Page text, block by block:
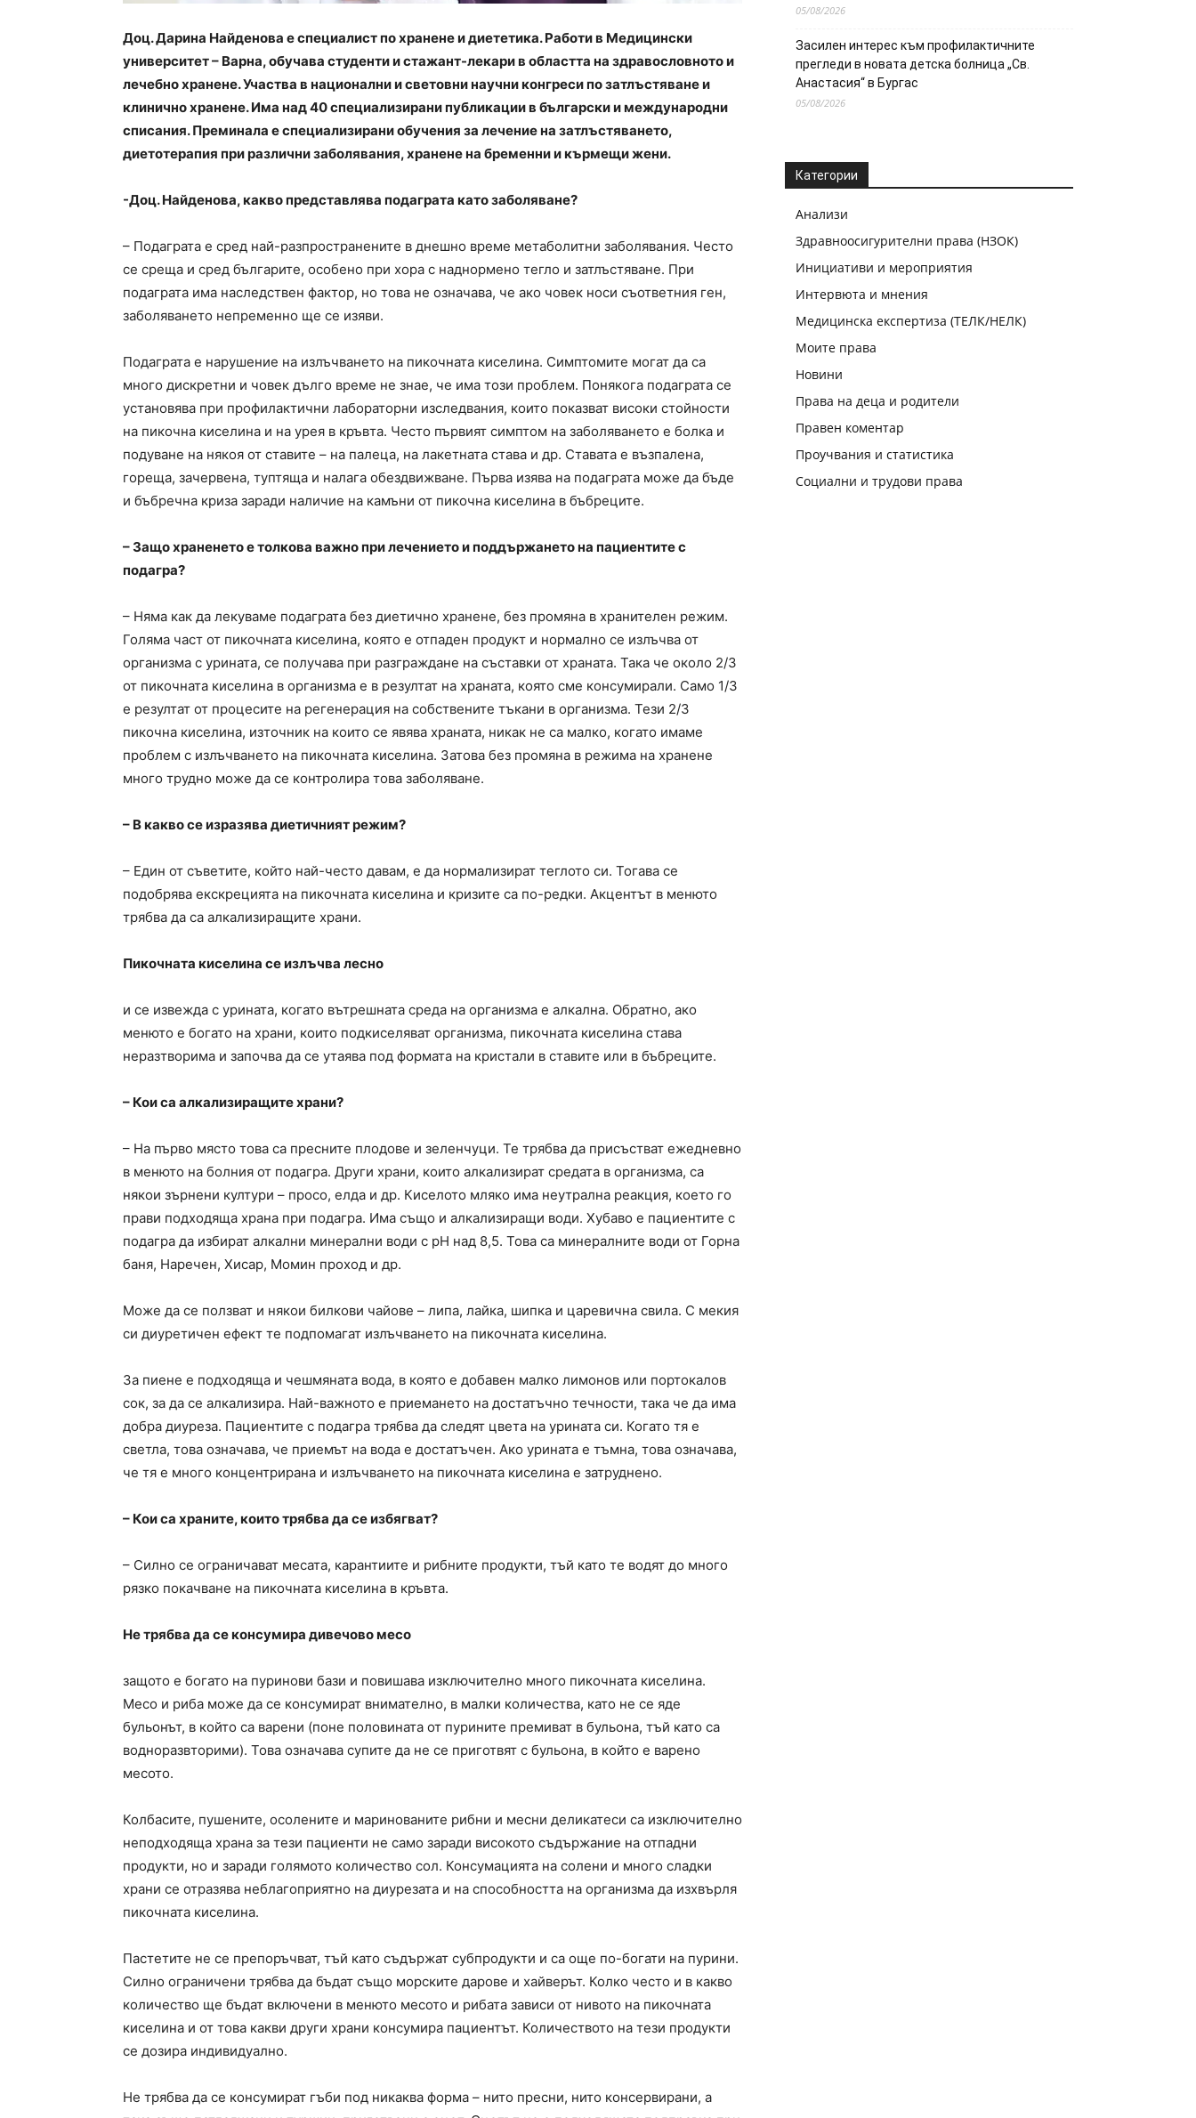
Доц. Дарина Найденова е специалист по хранене и диететика. Работи в Медицински
университет – Варна, обучава студенти и стажант-лекари в областта на здравословното и
лечебно хранене. Участва в национални и световни научни конгреси по затлъстяване и
клинично хранене. Има над 40 специализирани публикации в български и международни
списания. Преминала е специализирани обучения за лечение на затлъстяването,
диетотерапия при различни заболявания, хранене на бременни и кърмещи жени.
-Доц. Найденова, какво представлява подаграта като заболяване?
– Подаграта е сред най-разпространените в днешно време метаболитни заболявания. Често
се среща и сред българите, особено при хора с наднормено тегло и затлъстяване. При
подаграта има наследствен фактор, но това не означава, че ако човек носи съответния ген,
заболяването непременно ще се изяви.
Подаграта е нарушение на излъчването на пикочната киселина. Симптомите могат да са
много дискретни и човек дълго време не знае, че има този проблем. Понякога подаграта се
установява при профилактични лабораторни изследвания, които показват високи стойности
на пикочна киселина и на урея в кръвта. Често първият симптом на заболяването е болка и
подуване на някоя от ставите – на палеца, на лакетната става и др. Ставата е възпалена,
гореща, зачервена, туптяща и налага обездвижване. Първа изява на подаграта може да бъде
и бъбречна криза заради наличие на камъни от пикочна киселина в бъбреците.
– Защо храненето е толкова важно при лечението и поддържането на пациентите с
подагра?
– Няма как да лекуваме подаграта без диетично хранене, без промяна в хранителен режим.
Голяма част от пикочната киселина, която е отпаден продукт и нормално се излъчва от
организма с урината, се получава при разграждане на съставки от храната. Така че около 2/3
от пикочната киселина в организма е в резултат на храната, която сме консумирали. Само 1/3
е резултат от процесите на регенерация на собствените тъкани в организма. Тези 2/3
пикочна киселина, източник на които се явява храната, никак не са малко, когато имаме
проблем с излъчването на пикочната киселина. Затова без промяна в режима на хранене
много трудно може да се контролира това заболяване.
– В какво се изразява диетичният режим?
– Един от съветите, който най-често давам, е да нормализират теглото си. Тогава се
подобрява екскрецията на пикочната киселина и кризите са по-редки. Акцентът в менюто
трябва да са алкализиращите храни.
Пикочната киселина се излъчва лесно
и се извежда с урината, когато вътрешната среда на организма е алкална. Обратно, ако
менюто е богато на храни, които подкиселяват организма, пикочната киселина става
неразтворима и започва да се утаява под формата на кристали в ставите или в бъбреците.
– Кои са алкализиращите храни?
– На първо място това са пресните плодове и зеленчуци. Те трябва да присъстват ежедневно
в менюто на болния от подагра. Други храни, които алкализират средата в организма, са
някои зърнени култури – просо, елда и др. Киселото мляко има неутрална реакция, което го
прави подходяща храна при подагра. Има също и алкализиращи води. Хубаво е пациентите с
подагра да избират алкални минерални води с pH над 8,5. Това са минералните води от Горна
баня, Наречен, Хисар, Момин проход и др.
Може да се ползват и някои билкови чайове – липа, лайка, шипка и царевична свила. С мекия
си диуретичен ефект те подпомагат излъчването на пикочната киселина.
За пиене е подходяща и чешмяната вода, в която е добавен малко лимонов или портокалов
сок, за да се алкализира. Най-важното е приемането на достатъчно течности, така че да има
добра диуреза. Пациентите с подагра трябва да следят цвета на урината си. Когато тя е
светла, това означава, че приемът на вода е достатъчен. Ако урината е тъмна, това означава,
че тя е много концентрирана и излъчването на пикочната киселина е затруднено.
– Кои са храните, които трябва да се избягват?
– Силно се ограничават месата, карантиите и рибните продукти, тъй като те водят до много
рязко покачване на пикочната киселина в кръвта.
Не трябва да се консумира дивечово месо
защото е богато на пуринови бази и повишава изключително много пикочната киселина.
Месо и риба може да се консумират внимателно, в малки количества, като не се яде
бульонът, в който са варени (поне половината от пурините премиват в бульона, тъй като са
водноразвторими). Това означава супите да не се приготвят с бульона, в който е варено
месото.
Колбасите, пушените, осолените и маринованите рибни и месни деликатеси са изключително
неподходяща храна за тези пациенти не само заради високото съдържание на отпадни
продукти, но и заради голямото количество сол. Консумацията на солени и много сладки
храни се отразява неблагоприятно на диурезата и на способността на организма да изхвърля
пикочната киселина.
Пастетите не се препоръчват, тъй като съдържат субпродукти и са още по-богати на пурини.
Силно ограничени трябва да бъдат също морските дарове и хайверът. Колко често и в какво
количество ще бъдат включени в менюто месото и рибата зависи от нивото на пикочната
киселина и от това какви други храни консумира пациентът. Количеството на тези продукти
се дозира индивидуално.
Не трябва да се консумират гъби под никаква форма – нито пресни, нито консервирани, а
05/08/2026
Засилен интерес към профилактичните
прегледи в новата детска болница „Св.
Анастасия“ в Бургас
05/08/2026
Категории
Анализи
Здравноосигурителни права (НЗОК)
Инициативи и мероприятия
Интервюта и мнения
Медицинска експертиза (ТЕЛК/НЕЛК)
Моите права
Новини
Права на деца и родители
Правен коментар
Проучвания и статистика
Социални и трудови права